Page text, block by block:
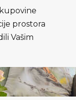
prostora
Vašim